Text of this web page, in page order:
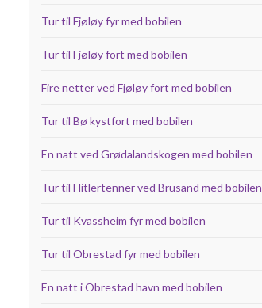
Tur til Fjøløy fyr med bobilen
Tur til Fjøløy fort med bobilen
Fire netter ved Fjøløy fort med bobilen
Tur til Bø kystfort med bobilen
En natt ved Grødalandskogen med bobilen
Tur til Hitlertenner ved Brusand med bobilen
Tur til Kvassheim fyr med bobilen
Tur til Obrestad fyr med bobilen
En natt i Obrestad havn med bobilen